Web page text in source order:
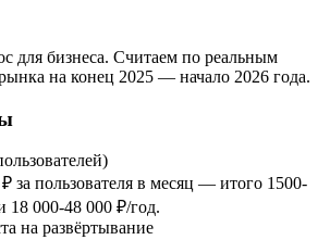
для бизнеса. Считаем по реальным
на конец 2025 — начало 2026 года.
за пользователя в месяц — итого 1500-
18 000-48 000 ₽/год.
на развёртывание